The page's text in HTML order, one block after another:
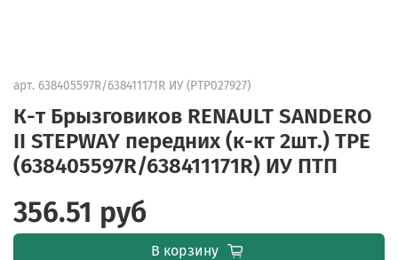
арт. 638405597R/638411171R ИУ (PTP027927)
К-т Брызговиков RENAULT SANDERO
II STEPWAY передних (к-кт 2шт.) TPE
(638405597R/638411171R) ИУ ПТП
356.51 руб
В корзину